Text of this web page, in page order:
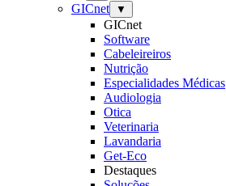
GICnet ▼
GICnet
Software
Cabeleireiros
Nutrição
Especialidades Médicas
Audiologia
Otica
Veterinaria
Lavandaria
Get-Eco
Destaques